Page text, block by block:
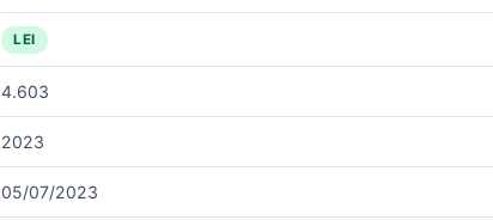
LEI
4.603
2023
05/07/2023